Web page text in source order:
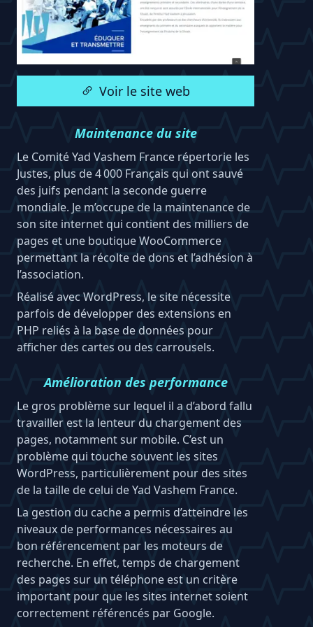
Voir le site web
Maintenance du site
Le Comité Yad Vashem France répertorie les
Justes, plus de 4 000 Français qui ont sauvé
des juifs pendant la seconde guerre
mondiale. Je m’occupe de la maintenance de
son site internet qui contient des milliers de
pages et une boutique WooCommerce
permettant la récolte de dons et l’adhésion à
l’association.
Réalisé avec WordPress, le site nécessite
parfois de développer des extensions en
PHP reliés à la base de données pour
afficher des cartes ou des carrousels.
Amélioration des performance
Le gros problème sur lequel il a d’abord fallu
travailler est la lenteur du chargement des
pages, notamment sur mobile. C’est un
problème qui touche souvent les sites
WordPress, particulièrement pour des sites
de la taille de celui de Yad Vashem France.
La gestion du cache a permis d’atteindre les
niveaux de performances nécessaires au
bon référencement par les moteurs de
recherche. En effet, temps de chargement
des pages sur un téléphone est un critère
important pour que les sites internet soient
correctement référencés par Google.